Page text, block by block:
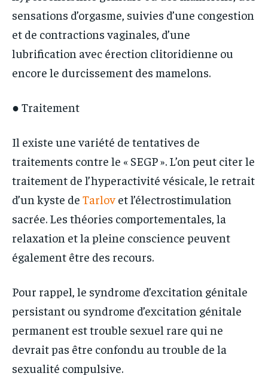
sensations d’orgasme, suivies d’une congestion
et de contractions vaginales, d’une
lubrification avec érection clitoridienne ou
encore le durcissement des mamelons.
● Traitement
Il existe une variété de tentatives de
traitements contre le « SEGP ». L’on peut citer le
traitement de l’hyperactivité vésicale, le retrait
d’un kyste de Tarlov et l’électrostimulation
sacrée. Les théories comportementales, la
relaxation et la pleine conscience peuvent
également être des recours.
Pour rappel, le syndrome d’excitation génitale
persistant ou syndrome d’excitation génitale
permanent est trouble sexuel rare qui ne
devrait pas être confondu au trouble de la
sexualité compulsive.